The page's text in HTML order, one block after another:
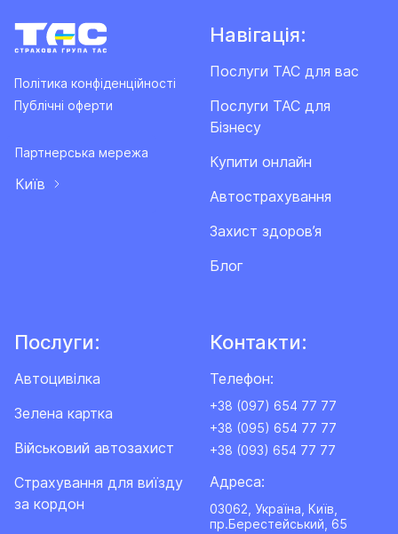
Політика конфіденційності
Публічні оферти
Партнерська мережа
Київ
Навігація:
Послуги ТАС для вас
Послуги ТАС для
Бізнесу
Купити онлайн
Автострахування
Захист здоров’я
Блог
Послуги:
Автоцивілка
Зелена картка
Військовий автозахист
Cтрахування для виїзду
за кордон
Контакти:
Телефон:
+38 (097) 654 77 77
+38 (095) 654 77 77
+38 (093) 654 77 77
Адреса:
03062, Україна, Київ,
пр.Берестейський, 65